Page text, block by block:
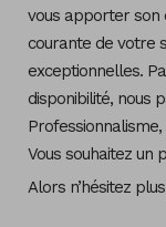
vous apporter son
courante de votre
exceptionnelles.
disponibilité, nous
Vous souhaitez un
Alors n’hésitez